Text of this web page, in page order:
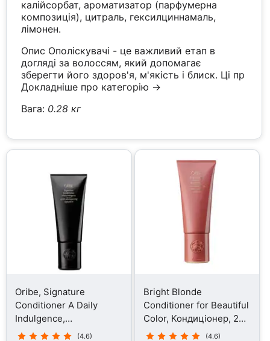
калійсорбат, ароматизатор (парфумерна
композиція), цитраль, гексилциннамаль,
лімонен.
Опис Ополіскувачі - це важливий етап в
догляді за волоссям, який допомагає
зберегти його здоров'я, м'якість і блиск. Ці пр
Докладніше про категорію →
Вага: 0.28 кг
Oribe, Signature
Conditioner A Daily
Indulgence,
Кондиціонер, 200 мл
(4.6)
Bright Blonde
Conditioner for Beautiful
Color, Кондиціонер, 200
мл
(4.6)